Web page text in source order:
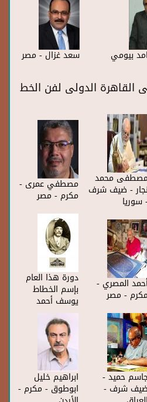
بيومي سعد غزال - مصر
القاهرة الدولى لفن الخط
مصطفى محمد
- ضيف شرف
- سوريا
مصطفي عمرى -
مكرم - مصر
أحمد المصري -
مكرم - مصر
دورة هذا العام
بإسم الخطاط
يوسف أحمد
جاسم حميد -
ضيف شرف -
ابراهيم خليل
ابوطوق - مكرم -